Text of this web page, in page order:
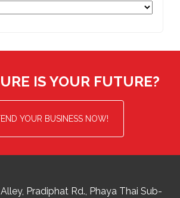
IS YOUR FUTURE?
YOUR BUSINESS NOW!
Pradiphat Rd., Phaya Thai Sub-